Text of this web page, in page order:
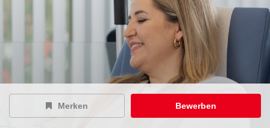
Merken Bewerben